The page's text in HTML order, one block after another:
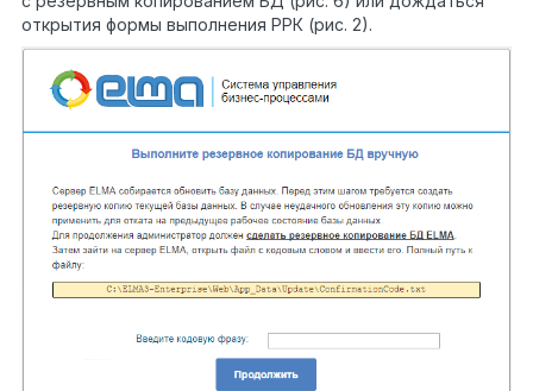
открытия формы выполнения РРК (рис. 2).